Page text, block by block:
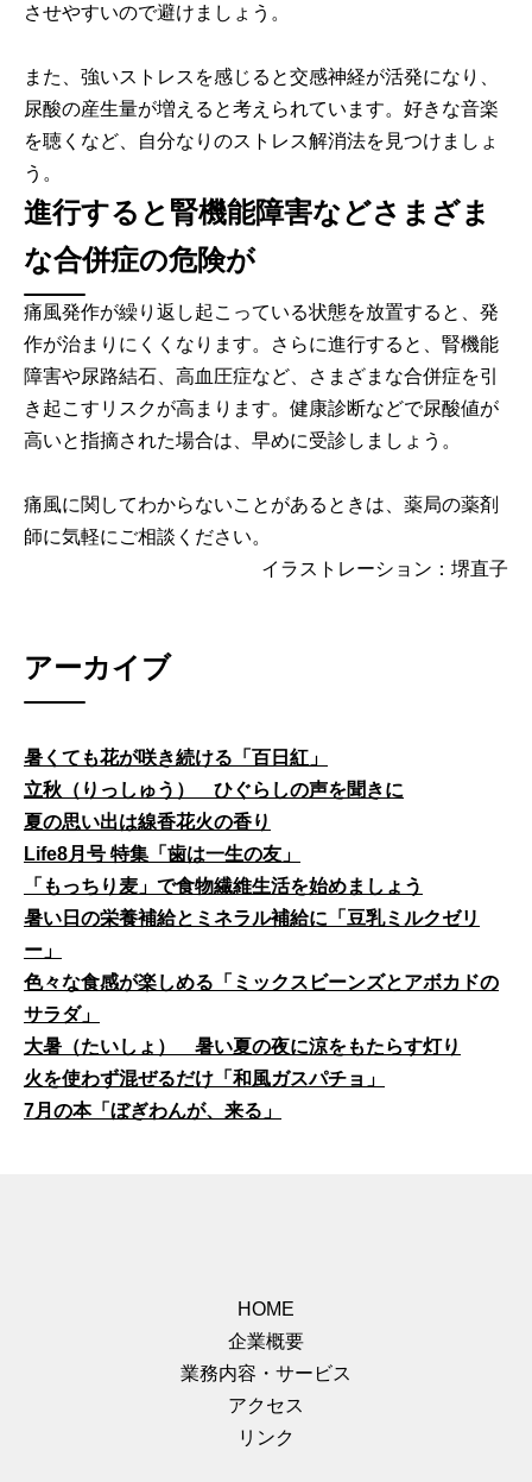
させやすいので避けましょう。
また、強いストレスを感じると交感神経が活発になり、
尿酸の産生量が増えると考えられています。好きな音楽
を聴くなど、自分なりのストレス解消法を見つけましょ
う。
進行すると腎機能障害などさまざま
な合併症の危険が
痛風発作が繰り返し起こっている状態を放置すると、発
作が治まりにくくなります。さらに進行すると、腎機能
障害や尿路結石、高血圧症など、さまざまな合併症を引
き起こすリスクが高まります。健康診断などで尿酸値が
高いと指摘された場合は、早めに受診しましょう。
痛風に関してわからないことがあるときは、薬局の薬剤
師に気軽にご相談ください。
イラストレーション：堺直子
アーカイブ
暑くても花が咲き続ける「百日紅」
立秋（りっしゅう） ひぐらしの声を聞きに
夏の思い出は線香花火の香り
Life8月号 特集「歯は一生の友」
「もっちり麦」で食物繊維生活を始めましょう
暑い日の栄養補給とミネラル補給に「豆乳ミルクゼリ
ー」
色々な食感が楽しめる「ミックスビーンズとアボカドの
サラダ」
大暑（たいしょ） 暑い夏の夜に涼をもたらす灯り
火を使わず混ぜるだけ「和風ガスパチョ」
7月の本「ぼぎわんが、来る」
HOME
企業概要
業務内容・サービス
アクセス
リンク